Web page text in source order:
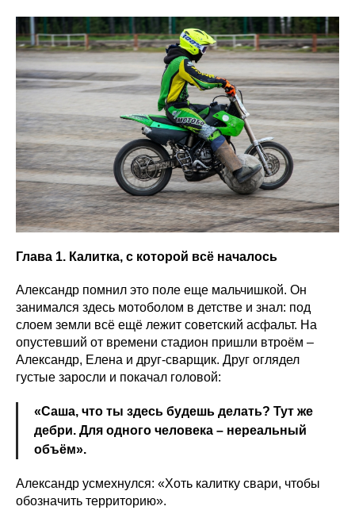
Глава 1. Калитка, с которой всё началось
Александр помнил это поле еще мальчишкой. Он
занимался здесь мотоболом в детстве и знал: под
слоем земли всё ещё лежит советский асфальт. На
опустевший от времени стадион пришли втроём –
Александр, Елена и друг-сварщик. Друг оглядел
густые заросли и покачал головой:
«Саша, что ты здесь будешь делать? Тут же
дебри. Для одного человека – нереальный
объём».
Александр усмехнулся: «Хоть калитку свари, чтобы
обозначить территорию».